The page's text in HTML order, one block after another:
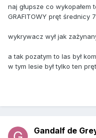
naj głupsze co wykopałem
GRAFITOWY pręt średnicy
wykrywacz wył jak
a tak pozatym to las był
w tym lesie był tylko ten
Gandalf de